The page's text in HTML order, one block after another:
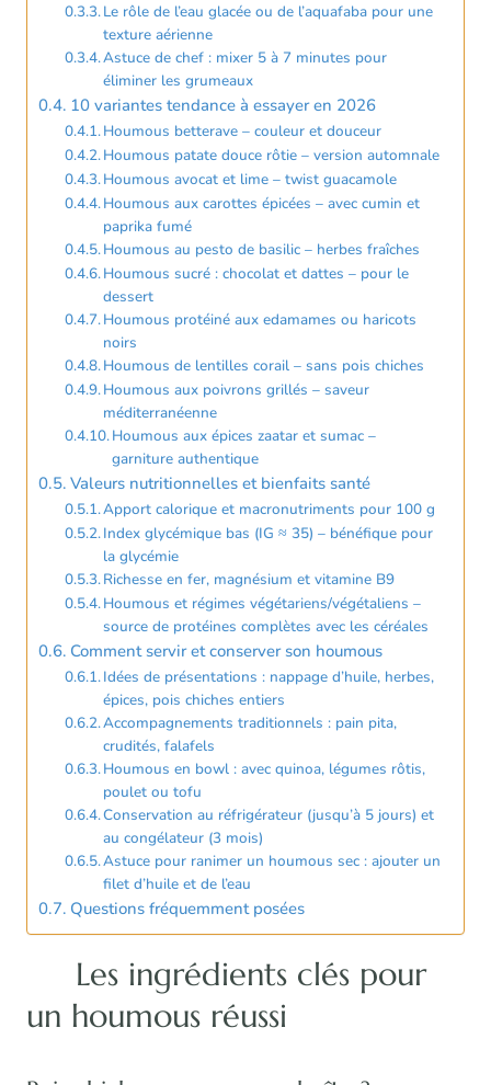
Le rôle de l’eau glacée ou de l’aquafaba pour une
texture aérienne
Astuce de chef : mixer 5 à 7 minutes pour
éliminer les grumeaux
10 variantes tendance à essayer en 2026
Houmous betterave – couleur et douceur
Houmous patate douce rôtie – version automnale
Houmous avocat et lime – twist guacamole
Houmous aux carottes épicées – avec cumin et
paprika fumé
Houmous au pesto de basilic – herbes fraîches
Houmous sucré : chocolat et dattes – pour le
dessert
Houmous protéiné aux edamames ou haricots
noirs
Houmous de lentilles corail – sans pois chiches
Houmous aux poivrons grillés – saveur
méditerranéenne
Houmous aux épices zaatar et sumac –
garniture authentique
Valeurs nutritionnelles et bienfaits santé
Apport calorique et macronutriments pour 100 g
Index glycémique bas (IG ≈ 35) – bénéfique pour
la glycémie
Richesse en fer, magnésium et vitamine B9
Houmous et régimes végétariens/végétaliens –
source de protéines complètes avec les céréales
Comment servir et conserver son houmous
Idées de présentations : nappage d’huile, herbes,
épices, pois chiches entiers
Accompagnements traditionnels : pain pita,
crudités, falafels
Houmous en bowl : avec quinoa, légumes rôtis,
poulet ou tofu
Conservation au réfrigérateur (jusqu’à 5 jours) et
au congélateur (3 mois)
Astuce pour ranimer un houmous sec : ajouter un
filet d’huile et de l’eau
Questions fréquemment posées
Les ingrédients clés pour
un houmous réussi